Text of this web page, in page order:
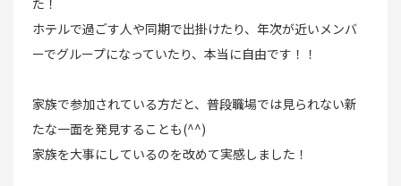
ホテルで過ごす人や同期で出掛けたり、年次が近いメンバ
ーでグループになっていたり、本当に自由です！！
家族で参加されている方だと、普段職場では見られない新
たな一面を発見することも(^^)
家族を大事にしているのを改めて実感しました！